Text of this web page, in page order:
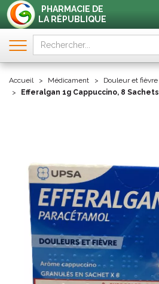
PHARMACIE DE
LA RÉPUBLIQUE
Accueil Médicament Douleur et fièvre
Efferalgan 1g Cappuccino, 8 Sachets